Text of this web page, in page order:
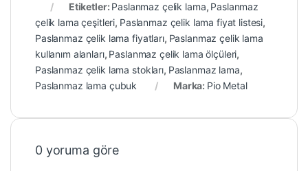
Etiketler: Paslanmaz çelik lama, Paslanmaz
çelik lama çeşitleri, Paslanmaz çelik lama fiyat listesi,
Paslanmaz çelik lama fiyatları, Paslanmaz çelik lama
kullanım alanları, Paslanmaz çelik lama ölçüleri,
Paslanmaz çelik lama stokları, Paslanmaz lama,
Paslanmaz lama çubuk
Marka: Pio Metal
0 yoruma göre